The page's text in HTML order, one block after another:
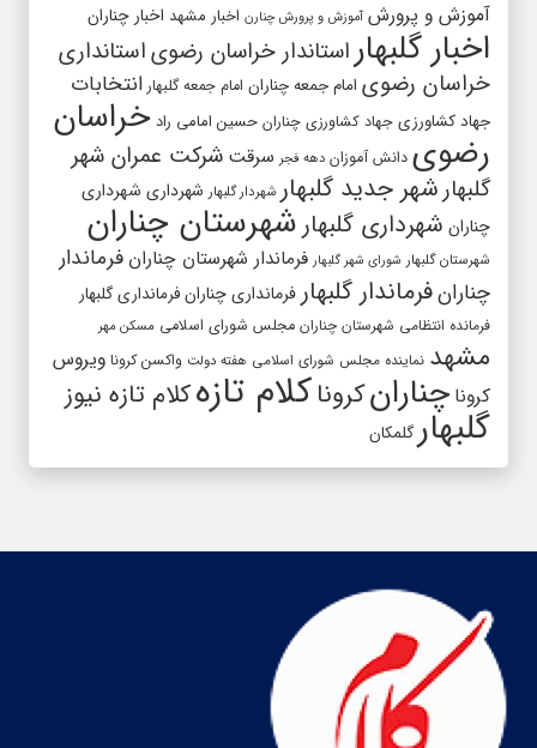
آموزش و پرورش آموزش و پرورش چنارن اخبار مشهد اخبار چناران
اخبار گلبهاراستاندار خراسان رضویاستانداری
خراسان رضوی امام جمعه چناران امام جمعه گلبهار انتخابات
جهاد کشاورزی جهاد کشاورزی چناران حسین امامی راد خراسان
رضوی دانش آموزان دهه فجر سرقت شرکت عمران شهر
گلبهارشهر جدید گلبهار شهردار گلبهار شهرداری شهرداری
چناران شهرداری گلبهارشهرستان چناران
شهرستان گلبهار شورای شهر گلبهار فرماندار شهرستان چناران فرماندار
چنارانفرماندار گلبهارفرمانداری چنارانفرمانداری گلبهار
فرمانده انتظامی شهرستان چناران مجلس شورای اسلامی مسکن مهر
مشهد نماینده مجلس شورای اسلامی هفته دولت واکسن کرونا ویروس
کرونا چنارانکروناکلام تازهکلام تازه نیوز
گلبهارگلمکان